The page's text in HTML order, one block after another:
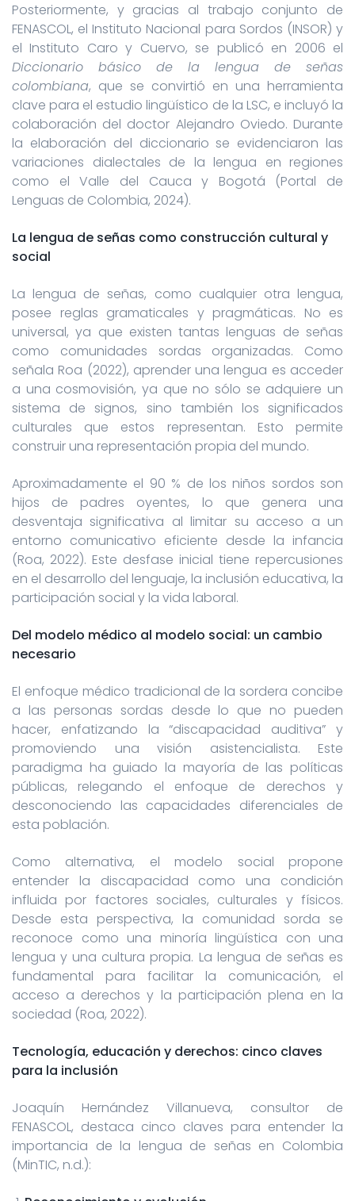
Posteriormente, y gracias al trabajo conjunto de
FENASCOL, el Instituto Nacional para Sordos (INSOR) y
el Instituto Caro y Cuervo, se publicó en 2006 el
Diccionario básico de la lengua de señas
colombiana, que se convirtió en una herramienta
clave para el estudio lingüístico de la LSC, e incluyó la
colaboración del doctor Alejandro Oviedo. Durante
la elaboración del diccionario se evidenciaron las
variaciones dialectales de la lengua en regiones
como el Valle del Cauca y Bogotá (Portal de
Lenguas de Colombia, 2024).
La lengua de señas como construcción cultural y
social
La lengua de señas, como cualquier otra lengua,
posee reglas gramaticales y pragmáticas. No es
universal, ya que existen tantas lenguas de señas
como comunidades sordas organizadas. Como
señala Roa (2022), aprender una lengua es acceder
a una cosmovisión, ya que no sólo se adquiere un
sistema de signos, sino también los significados
culturales que estos representan. Esto permite
construir una representación propia del mundo.
Aproximadamente el 90 % de los niños sordos son
hijos de padres oyentes, lo que genera una
desventaja significativa al limitar su acceso a un
entorno comunicativo eficiente desde la infancia
(Roa, 2022). Este desfase inicial tiene repercusiones
en el desarrollo del lenguaje, la inclusión educativa, la
participación social y la vida laboral.
Del modelo médico al modelo social: un cambio
necesario
El enfoque médico tradicional de la sordera concibe
a las personas sordas desde lo que no pueden
hacer, enfatizando la “discapacidad auditiva” y
promoviendo una visión asistencialista. Este
paradigma ha guiado la mayoría de las políticas
públicas, relegando el enfoque de derechos y
desconociendo las capacidades diferenciales de
esta población.
Como alternativa, el modelo social propone
entender la discapacidad como una condición
influida por factores sociales, culturales y físicos.
Desde esta perspectiva, la comunidad sorda se
reconoce como una minoría lingüística con una
lengua y una cultura propia. La lengua de señas es
fundamental para facilitar la comunicación, el
acceso a derechos y la participación plena en la
sociedad (Roa, 2022).
Tecnología, educación y derechos: cinco claves
para la inclusión
Joaquín Hernández Villanueva, consultor de
FENASCOL, destaca cinco claves para entender la
importancia de la lengua de señas en Colombia
(MinTIC, n.d.):